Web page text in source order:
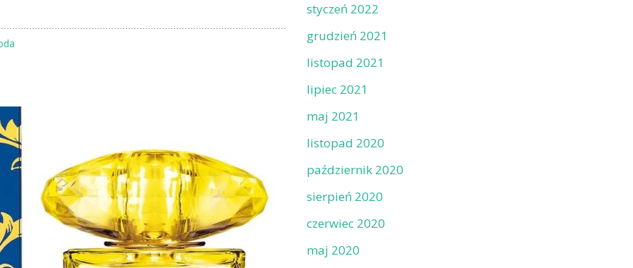
styczeń 2022
grudzień 2021
listopad 2021
lipiec 2021
maj 2021
listopad 2020
październik 2020
sierpień 2020
czerwiec 2020
maj 2020